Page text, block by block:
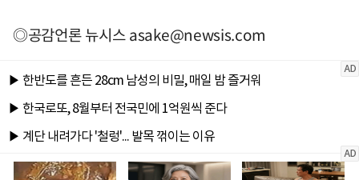
◎공감언론 뉴시스asake@newsis.com